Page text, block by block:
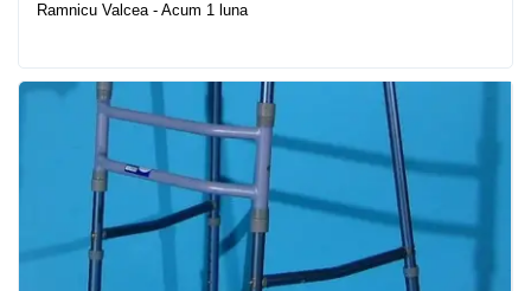
Ramnicu Valcea - Acum 1 luna